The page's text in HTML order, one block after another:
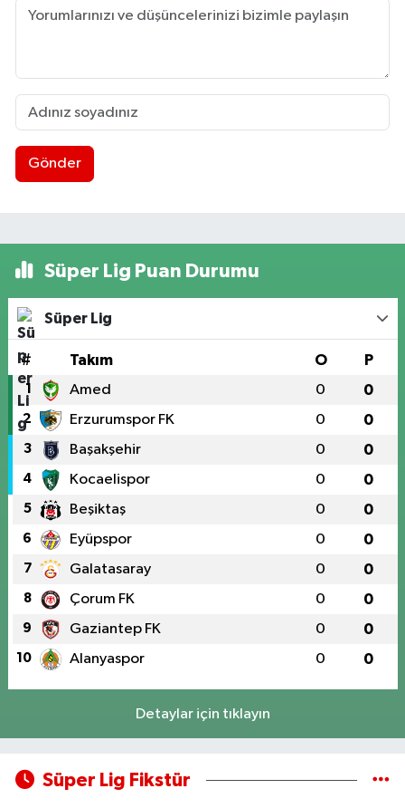
Gönder
Süper Lig Puan Durumu
Süper Lig
# Takım O P
1 Amed 0 0
2 Erzurumspor FK 0 0
3 Başakşehir 0 0
4 Kocaelispor 0 0
5 Beşiktaş 0 0
6 Eyüpspor 0 0
7 Galatasaray 0 0
8 Çorum FK 0 0
9 Gaziantep FK 0 0
10 Alanyaspor 0 0
Detaylar için tıklayın
Süper Lig Fikstür